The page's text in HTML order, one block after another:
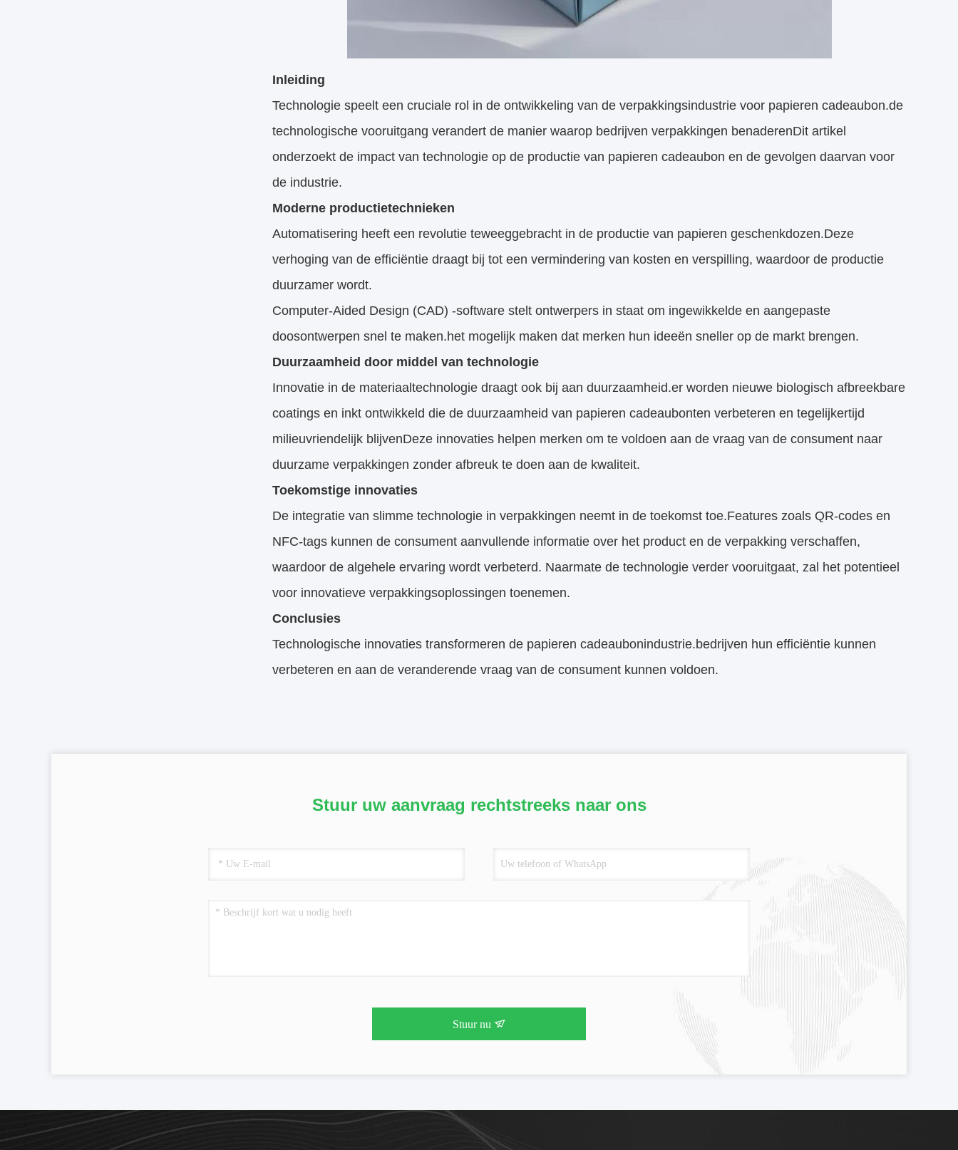
Inleiding
Technologie speelt een cruciale rol in de ontwikkeling van de verpakkingsindustrie voor papieren cadeaubon.de
technologische vooruitgang verandert de manier waarop bedrijven verpakkingen benaderenDit artikel
onderzoekt de impact van technologie op de productie van papieren cadeaubon en de gevolgen daarvan voor
de industrie.
Moderne productietechnieken
Automatisering heeft een revolutie teweeggebracht in de productie van papieren geschenkdozen.Deze
verhoging van de efficiëntie draagt bij tot een vermindering van kosten en verspilling, waardoor de productie
duurzamer wordt.
Computer-Aided Design (CAD) -software stelt ontwerpers in staat om ingewikkelde en aangepaste
doosontwerpen snel te maken.het mogelijk maken dat merken hun ideeën sneller op de markt brengen.
Duurzaamheid door middel van technologie
Innovatie in de materiaaltechnologie draagt ook bij aan duurzaamheid.er worden nieuwe biologisch afbreekbare
coatings en inkt ontwikkeld die de duurzaamheid van papieren cadeaubonten verbeteren en tegelijkertijd
milieuvriendelijk blijvenDeze innovaties helpen merken om te voldoen aan de vraag van de consument naar
duurzame verpakkingen zonder afbreuk te doen aan de kwaliteit.
Toekomstige innovaties
De integratie van slimme technologie in verpakkingen neemt in de toekomst toe.Features zoals QR-codes en
NFC-tags kunnen de consument aanvullende informatie over het product en de verpakking verschaffen,
waardoor de algehele ervaring wordt verbeterd. Naarmate de technologie verder vooruitgaat, zal het potentieel
voor innovatieve verpakkingsoplossingen toenemen.
Conclusies
Technologische innovaties transformeren de papieren cadeaubonindustrie.bedrijven hun efficiëntie kunnen
verbeteren en aan de veranderende vraag van de consument kunnen voldoen.
Stuur uw aanvraag rechtstreeks naar ons
Stuur nu